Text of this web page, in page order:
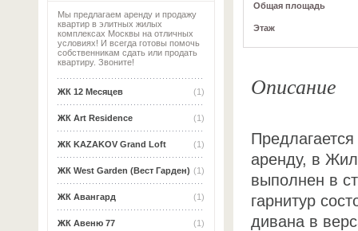
Мы предлагаем аренду и продажу
квартир в элитных жилых
комплексах Москвы на отличных
условиях! И всегда готовы помочь
собственникам сдать или продать
квартиру. Звоните!
(1)
ЖК 12 Месяцев
(1)
ЖК Art Residence
(1)
ЖК KAZAKOV Grand Loft
(1)
ЖК West Garden (Вест Гарден)
(1)
ЖК Авангард
(1)
ЖК Авеню 77
Общая площадь
Этаж
Описание
аренду, в
выполнен в
гарнитур
дивана в